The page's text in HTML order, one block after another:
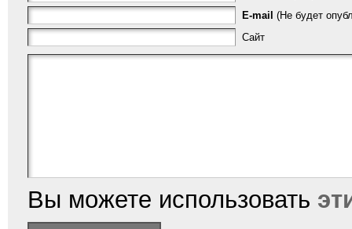
E-mail (Не будет
Сайт
Вы можете использовать